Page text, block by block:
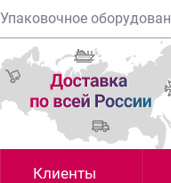
Упаковочное
Клиенты